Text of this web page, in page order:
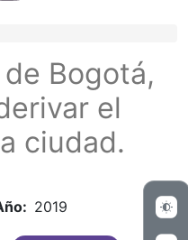
de ayuda a la
Bogotá,
el
ciudad.
2019